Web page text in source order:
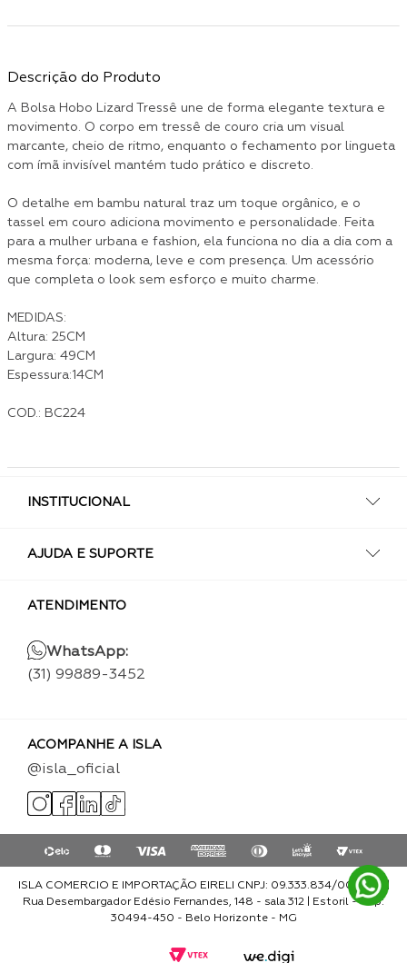
Descrição do Produto
A Bolsa Hobo Lizard Tressê une de forma elegante textura e
movimento. O corpo em tressê de couro cria um visual
marcante, cheio de ritmo, enquanto o fechamento por lingueta
com ímã invisível mantém tudo prático e discreto.
O detalhe em bambu natural traz um toque orgânico, e o
tassel em couro adiciona movimento e personalidade. Feita
para a mulher urbana e fashion, ela funciona no dia a dia com a
mesma força: moderna, leve e com presença. Um acessório
que completa o look sem esforço e muito charme.
MEDIDAS:
Altura: 25CM
Largura: 49CM
Espessura:14CM
COD.: BC224
INSTITUCIONAL
AJUDA E SUPORTE
ATENDIMENTO
WhatsApp:
(31) 99889-3452
ACOMPANHE A ISLA
@isla_oficial
ISLA COMERCIO E IMPORTAÇÃO EIRELI CNPJ: 09.333.834/0001-93 |
Rua Desembargador Edésio Fernandes, 148 - sala 312 | Estoril - Cep:
30494-450 - Belo Horizonte - MG